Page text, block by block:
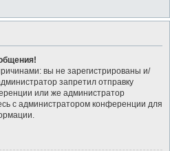
вы не зарегистрированы и/
запретил отправку
или же администратор
с администратором конференции для